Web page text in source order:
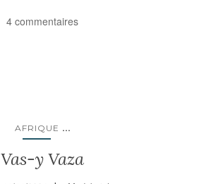
4 commentaires
AFRIQUE ...
Vas-y Vaza